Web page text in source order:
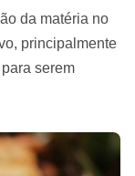
da matéria no
principalmente
serem